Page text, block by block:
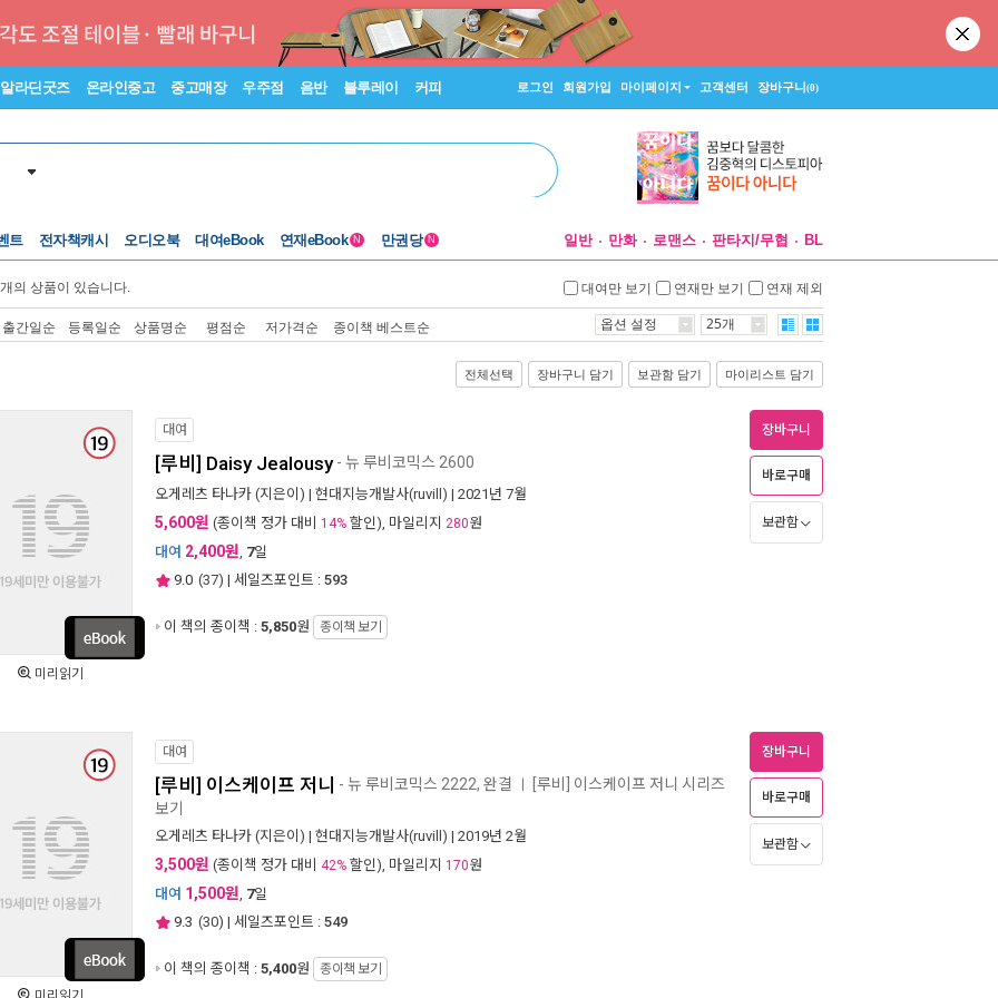
알라딘굿즈 온라인중고 중고매장 우주점 음반 블루레이 커피 로그인 회원가입 마이페이지 고객센터 장바구니(0)
트 전자책캐시 오디오북 대여eBook 연재eBook N 만권당 N 일반 만화 로맨스 판타지/무협 BL
개의 상품이 있습니다. 대여만 보기 연재만 보기 연재 제외
출간일순 등록일순 상품명순 평점순 저가격순 종이책 베스트순 옵션 설정 25개
전체선택 장바구니 담기 보관함 담기 마이리스트 담기
미리읽기
대여
[루비] Daisy Jealousy- 뉴 루비코믹스 2600
오게레츠 타나카 (지은이) | 현대지능개발사(ruvill) | 2021년 7월
5,600원 (종이책 정가 대비 14% 할인), 마일리지 280원
대여 2,400원, 7일
9.0 (37) | 세일즈포인트 : 593
이 책의 종이책 : 5,850원 종이책 보기
장바구니
바로구매
보관함
대여
[루비] 이스케이프 저니 - 뉴 루비코믹스 2222, 완결 [루비] 이스케이프 저니 시리즈
보기
오게레츠 타나카 (지은이) | 현대지능개발사(ruvill) | 2019년 2월
3,500원 (종이책 정가 대비 42% 할인), 마일리지 170원
대여 1,500원, 7일
9.3 (30) | 세일즈포인트 : 549
이 책의 종이책 : 5,400원 종이책 보기
장바구니
바로구매
보관함